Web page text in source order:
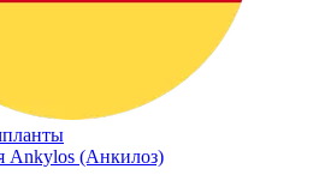
Ankylos (Анкилоз)